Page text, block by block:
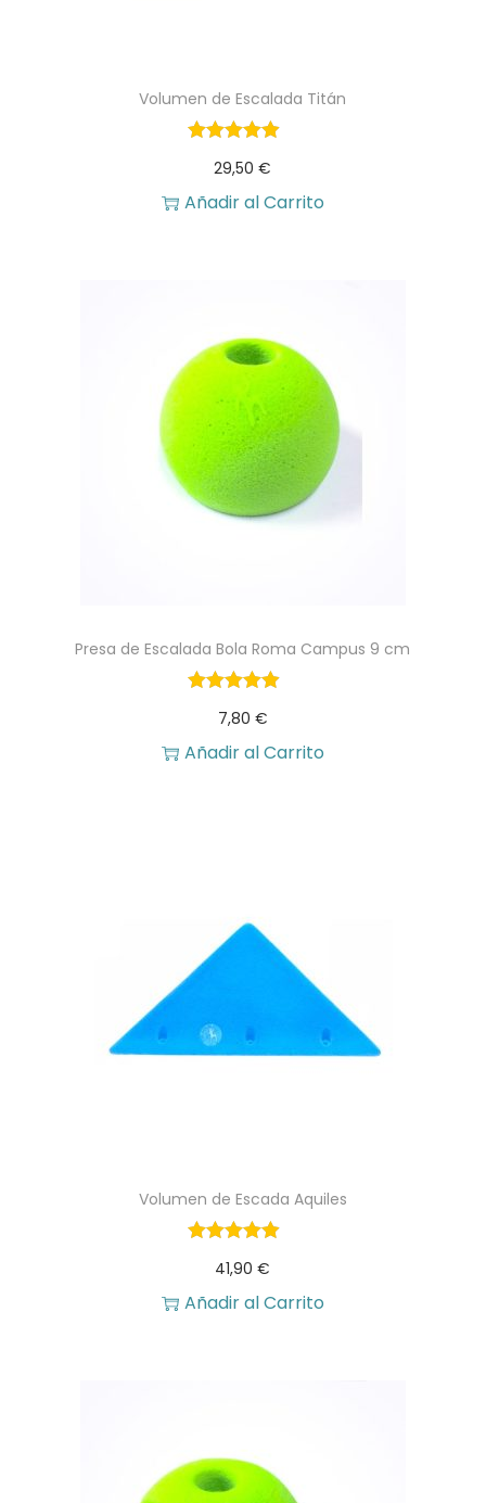
Volumen de Escalada Titán
29,50€
Añadir al Carrito
Presa de Escalada Bola Roma Campus 9 cm
7,80 €
Añadir al Carrito
Volumen de Escada Aquiles
41,90€
Añadir al Carrito